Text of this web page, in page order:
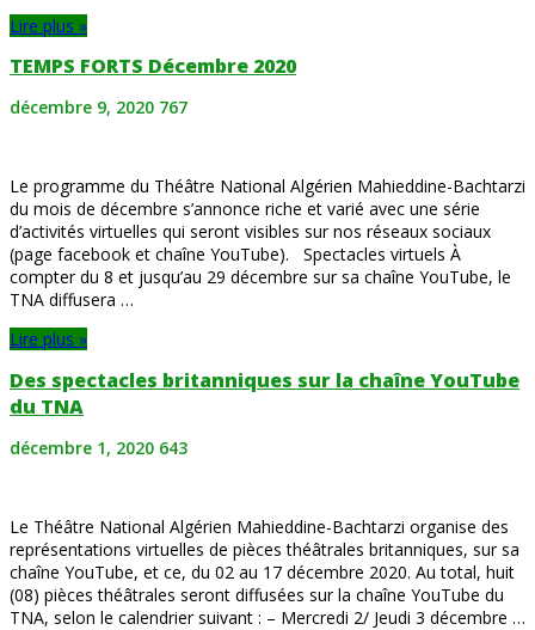
Lire plus »
TEMPS FORTS Décembre 2020
décembre 9, 2020 767
Le programme du Théâtre National Algérien Mahieddine-Bachtarzi
du mois de décembre s’annonce riche et varié avec une série
d’activités virtuelles qui seront visibles sur nos réseaux sociaux
(page facebook et chaîne YouTube). Spectacles virtuels À
compter du 8 et jusqu’au 29 décembre sur sa chaîne YouTube, le
TNA diffusera …
Lire plus »
Des spectacles britanniques sur la chaîne YouTube
du TNA
décembre 1, 2020 643
Le Théâtre National Algérien Mahieddine-Bachtarzi organise des
représentations virtuelles de pièces théâtrales britanniques, sur sa
chaîne YouTube, et ce, du 02 au 17 décembre 2020. Au total, huit
(08) pièces théâtrales seront diffusées sur la chaîne YouTube du
TNA, selon le calendrier suivant : – Mercredi 2/ Jeudi 3 décembre …